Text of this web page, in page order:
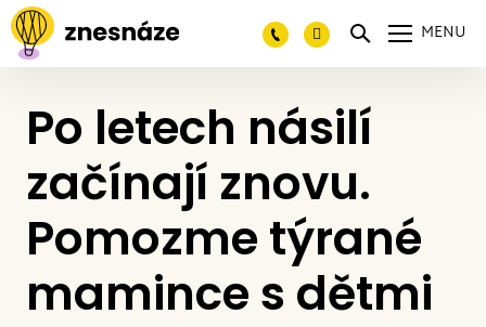
MENU
Po letech násilí
začínají znovu.
Pomozme týrané
mamince s dětmi